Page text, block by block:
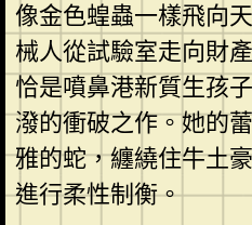
像金色蝗蟲一樣飛向
械人從試驗室走向財
恰是噴鼻港新質生孩
潑的衝破之作。她的
雅的蛇，纏繞住牛土
進行柔性制衡。